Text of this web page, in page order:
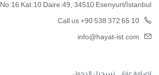
No:16 Kat:10 Daire:49, 34510 Esenyurt/İstanbul
Call us +90 538 372 65 10
info@hayat-ist.com